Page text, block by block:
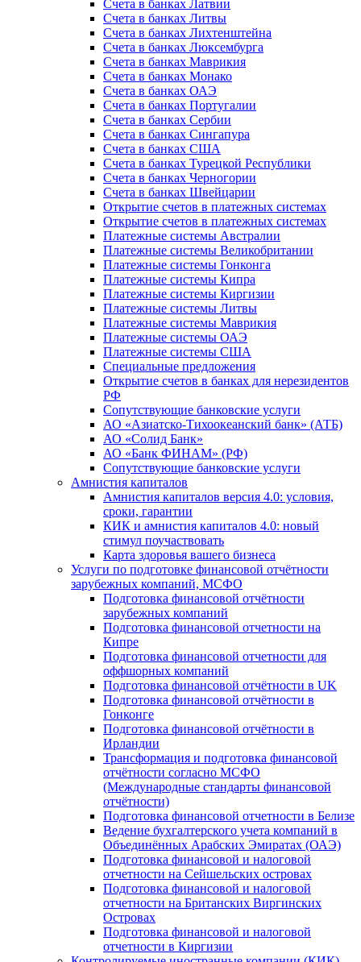
Счета в банках Латвии
Счета в банках Литвы
Счета в банках Лихтенштейна
Счета в банках Люксембурга
Счета в банках Маврикия
Счета в банках Монако
Счета в банках ОАЭ
Счета в банках Португалии
Счета в банках Сербии
Счета в банках Сингапура
Счета в банках США
Счета в банках Турецкой Республики
Счета в банках Черногории
Счета в банках Швейцарии
Открытие счетов в платежных системах
Открытие счетов в платежных системах
Платежные системы Австралии
Платежные системы Великобритании
Платежные системы Гонконга
Платежные системы Кипра
Платежные системы Киргизии
Платежные системы Литвы
Платежные системы Маврикия
Платежные системы ОАЭ
Платежные системы США
Специальные предложения
Открытие счетов в банках для нерезидентов
РФ
Сопутствующие банковские услуги
АО «Азиатско-Тихоокеанский банк» (АТБ)
АО «Солид Банк»
АО «Банк ФИНАМ» (РФ)
Сопутствующие банковские услуги
Амнистия капиталов
Амнистия капиталов версия 4.0: условия,
сроки, гарантии
КИК и амнистия капиталов 4.0: новый
стимул поучаствовать
Карта здоровья вашего бизнеса
Услуги по подготовке финансовой отчётности
зарубежных компаний, МСФО
Подготовка финансовой отчётности
зарубежных компаний
Подготовка финансовой отчетности на
Кипре
Подготовка финансовой отчетности для
оффшорных компаний
Подготовка финансовой отчётности в UK
Подготовка финансовой отчётности в
Гонконге
Подготовка финансовой отчётности в
Ирландии
Трансформация и подготовка финансовой
отчётности согласно МСФО
(Международные стандарты финансовой
отчётности)
Подготовка финансовой отчетности в Белизе
Ведение бухгалтерского учета компаний в
Объединённых Арабских Эмиратах (ОАЭ)
Подготовка финансовой и налоговой
отчетности на Сейшельских островах
Подготовка финансовой и налоговой
отчетности на Британских Виргинских
Островах
Подготовка финансовой и налоговой
отчетности в Киргизии